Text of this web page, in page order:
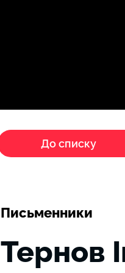
До списку
Письменники
Тернов